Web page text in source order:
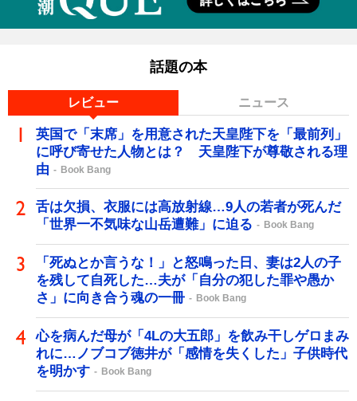
話題の本
レビュー ニュース
英国で「末席」を用意された天皇陛下を「最前列」
に呼び寄せた人物とは？ 天皇陛下が尊敬される理
由
Book Bang
舌は欠損、衣服には高放射線…9人の若者が死んだ
「世界一不気味な山岳遭難」に迫る
Book Bang
「死ぬとか言うな！」と怒鳴った日、妻は2人の子
を残して自死した…夫が「自分の犯した罪や愚か
さ」に向き合う魂の一冊
Book Bang
心を病んだ母が「4Lの大五郎」を飲み干しゲロまみ
れに…ノブコブ徳井が「感情を失くした」子供時代
を明かす
Book Bang